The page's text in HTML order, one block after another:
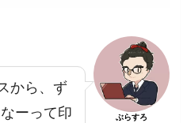
から、ず
ーって印
ぶらすろ